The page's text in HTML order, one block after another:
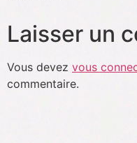
Laisser un
Vous devez vous
commentaire.